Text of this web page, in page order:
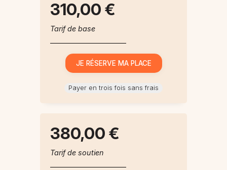
310,00 €
Tarif de base
Payer en trois fois sans frais
380,00 €
Tarif de soutien